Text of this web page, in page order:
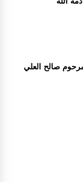
صالح العلي